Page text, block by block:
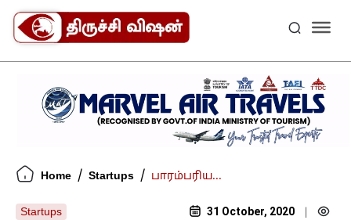
Home / Startups / பாரம்பரிய...
Startups 31 October, 2020